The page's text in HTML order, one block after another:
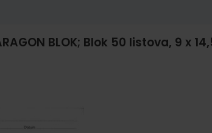
BLOK; Blok 50 listova, 9 x